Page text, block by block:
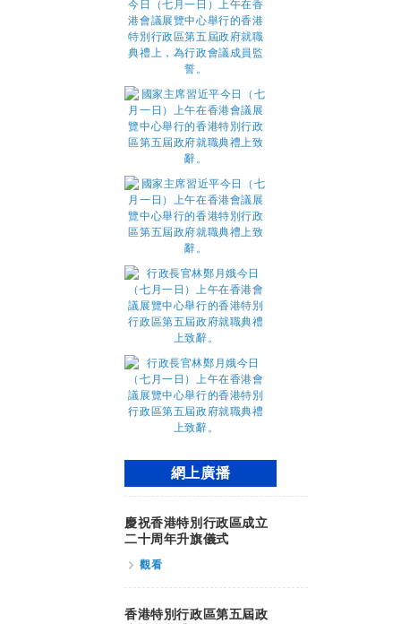
網上廣播
慶祝香港特別行政區成立
二十周年升旗儀式
觀看
香港特別行政區第五屆政